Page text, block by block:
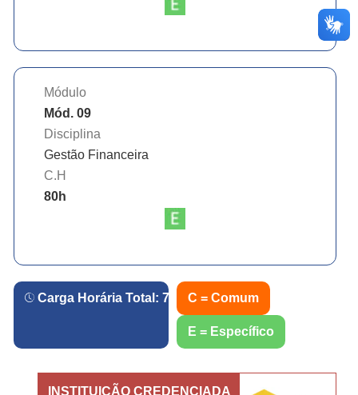
Módulo
Mód. 09
Disciplina
Gestão Financeira
C.H
80h
Carga Horária Total: 720 h.
C = Comum
E = Específico
INSTITUIÇÃO CREDENCIADA